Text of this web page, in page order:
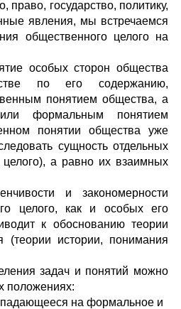
право, государство, политику,
явления, мы встречаемся
общественного целого на
особых сторон общества
по его содержанию,
понятием общества, а
формальным понятием
понятии общества уже
сущность отдельных
а равно их взаимных
и закономерности
целого, как и особых его
к обоснованию теории
(теории истории, понимания
задач и понятий можно
положениях:
на формальное и